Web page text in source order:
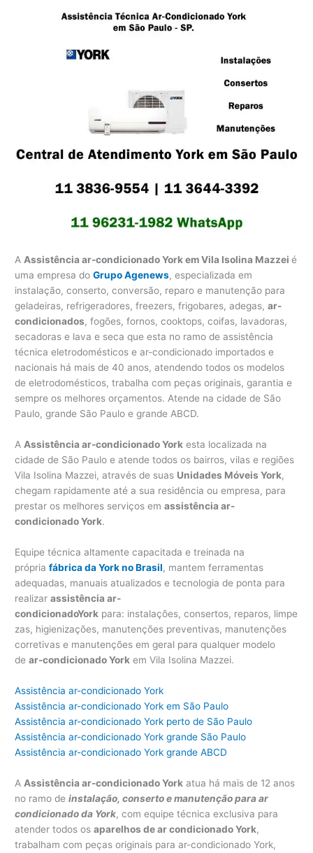
A Assistência ar-condicionado York em Vila Isolina Mazzeié
uma empresa doGrupo Agenews, especializada em
instalação, conserto, conversão, reparo e manutenção para
geladeiras, refrigeradores, freezers, frigobares, adegas,ar-
condicionados, fogões, fornos, cooktops, coifas, lavadoras,
secadoras e lava e seca que esta no ramo de assistência
técnica eletrodomésticos e ar-condicionado importados e
nacionais há mais de 40 anos, atendendo todos os modelos
de eletrodomésticos, trabalha com peças originais, garantia e
sempre os melhores orçamentos. Atende na cidade de São
Paulo, grande São Paulo e grande ABCD.
A Assistência ar-condicionado York esta localizada na
cidade de São Paulo e atende todos os bairros, vilas e regiões
Vila Isolina Mazzei, através de suas Unidades Móveis York,
chegam rapidamente até a sua residência ou empresa, para
prestar os melhores serviços emassistência ar-
condicionado York.
Equipe técnica altamente capacitada e treinada na
própriafábrica da York no Brasil, mantem ferramentas
adequadas, manuais atualizados e tecnologia de ponta para
realizarassistência ar-
condicionadoYork para: instalações, consertos, reparos, limpe
zas, higienizações, manutenções preventivas, manutenções
corretivas e manutenções em geral para qualquer modelo
dear-condicionado York em Vila Isolina Mazzei.
Assistência ar-condicionado York
Assistência ar-condicionado York em São Paulo
Assistência ar-condicionado York perto de São Paulo
Assistência ar-condicionado York grande São Paulo
Assistência ar-condicionado York grande ABCD
A Assistência ar-condicionado York atua há mais de 12 anos
no ramo deinstalação, conserto e manutenção para ar
condicionado da York, com equipe técnica exclusiva para
atender todos osaparelhos de ar condicionado York,
trabalham com peças originais para ar-condicionado York,